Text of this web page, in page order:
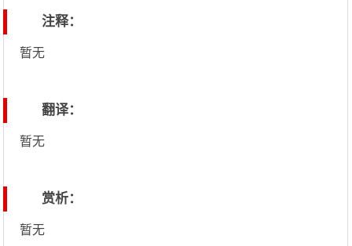
注释：
暂无
翻译：
暂无
赏析：
暂无